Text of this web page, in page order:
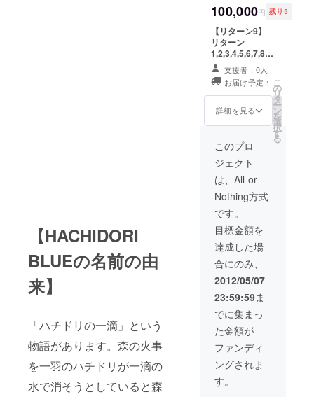
【HACHIDORI
BLUEの名前の由
来】
「ハチドリの一滴」という
物語があります。森の火事
を一羽のハチドリが一滴の
水で消そうとしていると森
を成長させ
ようと思っ
ています。
頑張りま
す！やり抜
きます！み
なさまご声
お願いいた
します！
リアルナンバー
入りでお送りし
ます。 ※世界で
10枚のみの特別
エディションと
なります。 ブ
ルーレイディス
クには、撮影ス
タッフやキャス
トからの手書き
風景を写真にし
て封入するな
ど、豪華な特典
をお付けしま
す！
100,000円 残り5
【リターン9】
リターン
1,2,3,4,5,6,7,8に
加えて、今後の
Hachidori Blue
作品の収録現場
にご招待しま
す。 ご相談の
こともできま
す。また撮影の
合間には監督や
スタッフとロケ
弁を共にしてい
ただき、その風
景も写真にして
後日お送りさせ
て頂きます。
支援者：0人
お届け予定：
詳細を見る
こ
の
リ
タ
ー
ン
を
選
択
す
る
このプロ
ジェクト
は、All-or-
Nothing方式
です。
目標金額を
達成した場
合にのみ、
2012/05/07
23:59:59ま
でに集まっ
た金額が
ファンディ
ングされま
す。